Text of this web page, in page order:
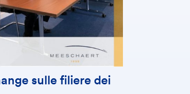
sulle filiere dei